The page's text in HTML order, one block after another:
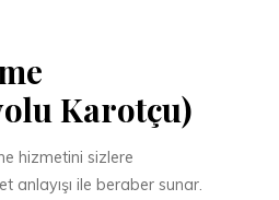
Karotçu)
hizmetini sizlere
anlayışı ile beraber sunar.